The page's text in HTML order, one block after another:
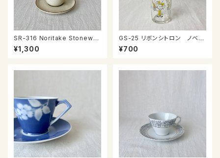
SR-316 Noritake Stonewar
e カップ＆ソーサー
¥1,300
GS-25 リボンシトロン ノベル
ティグラス
¥700